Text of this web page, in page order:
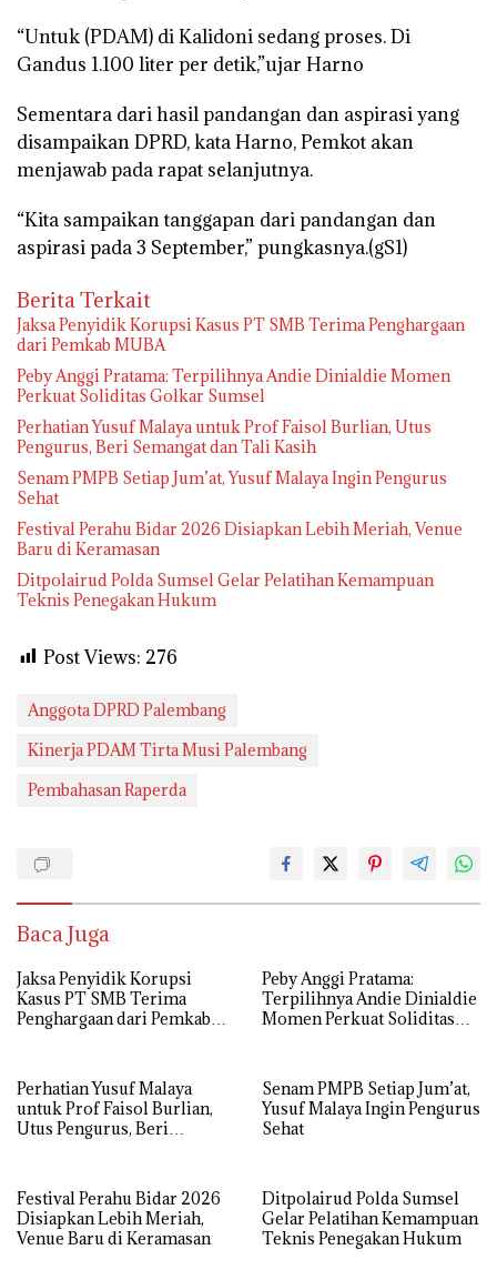
“Untuk (PDAM) di Kalidoni sedang proses. Di
Gandus 1.100 liter per detik,”ujar Harno
Sementara dari hasil pandangan dan aspirasi yang
disampaikan DPRD, kata Harno, Pemkot akan
menjawab pada rapat selanjutnya.
“Kita sampaikan tanggapan dari pandangan dan
aspirasi pada 3 September,” pungkasnya.(gS1)
Berita Terkait
Jaksa Penyidik Korupsi Kasus PT SMB Terima Penghargaan
dari Pemkab MUBA
Peby Anggi Pratama: Terpilihnya Andie Dinialdie Momen
Perkuat Soliditas Golkar Sumsel
Perhatian Yusuf Malaya untuk Prof Faisol Burlian, Utus
Pengurus, Beri Semangat dan Tali Kasih
Senam PMPB Setiap Jum’at, Yusuf Malaya Ingin Pengurus
Sehat
Festival Perahu Bidar 2026 Disiapkan Lebih Meriah, Venue
Baru di Keramasan
Ditpolairud Polda Sumsel Gelar Pelatihan Kemampuan
Teknis Penegakan Hukum
Post Views: 276
Anggota DPRD Palembang
Kinerja PDAM Tirta Musi Palembang
Pembahasan Raperda
Baca Juga
Jaksa Penyidik Korupsi
Kasus PT SMB Terima
Penghargaan dari Pemkab
Peby Anggi Pratama:
Terpilihnya Andie Dinialdie
Momen Perkuat Soliditas
Perhatian Yusuf Malaya
untuk Prof Faisol Burlian,
Utus Pengurus, Beri
Senam PMPB Setiap Jum’at,
Yusuf Malaya Ingin Pengurus
Sehat
Festival Perahu Bidar 2026
Disiapkan Lebih Meriah,
Venue Baru di Keramasan
Ditpolairud Polda Sumsel
Gelar Pelatihan Kemampuan
Teknis Penegakan Hukum